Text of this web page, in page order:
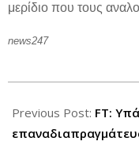
μερίδιο που τους
news247
06-
14
Previous Post: FT: